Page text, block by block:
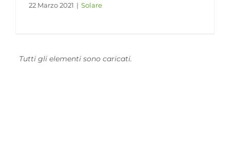
22 Marzo 2021 | Solare